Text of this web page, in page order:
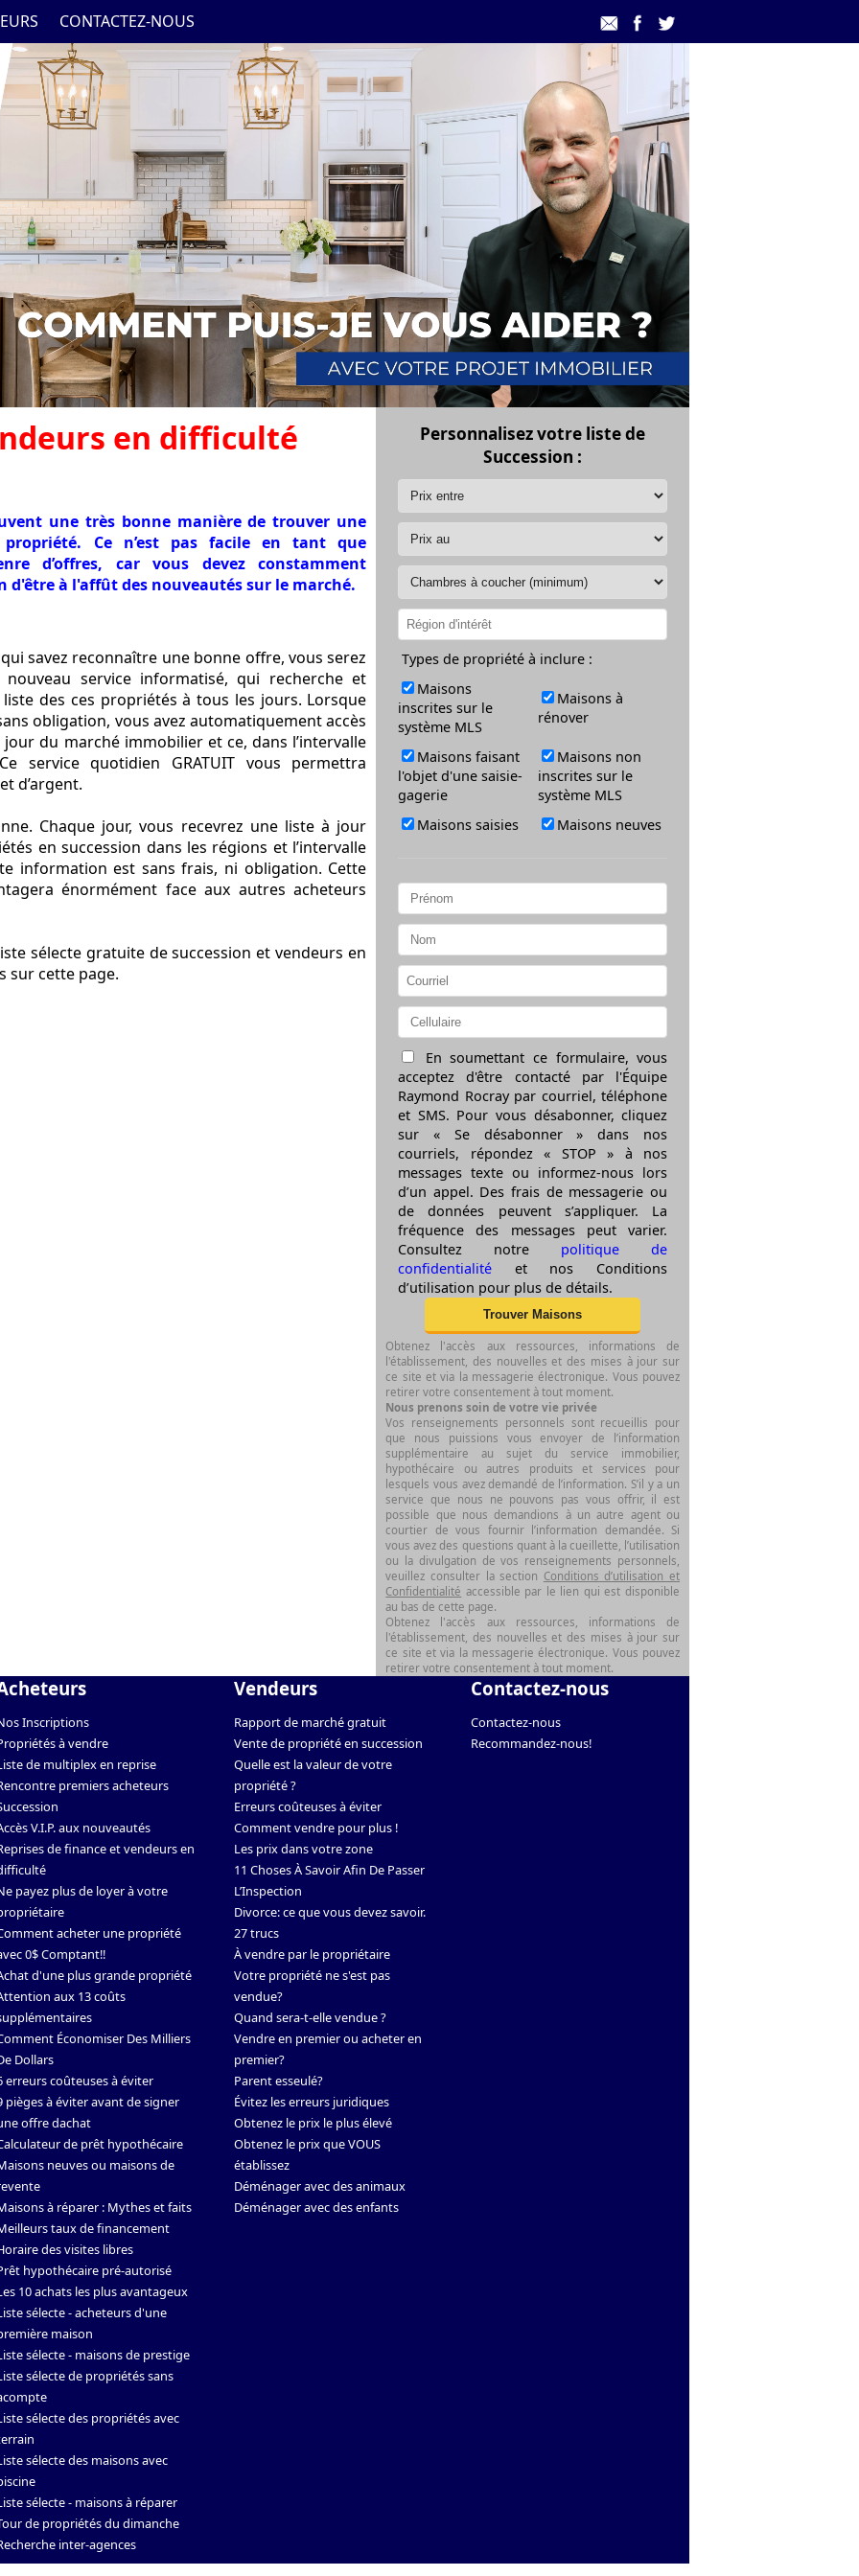
CONTACTEZ-NOUS
en difficulté
une très bonne manière de trouver une
Ce n’est pas facile en tant que
d’offres, car vous devez constamment
d'être à l'affût des nouveautés sur le marché.
savez reconnaître une bonne offre, vous serez
service informatisé, qui recherche et
des ces propriétés à tous les jours. Lorsque
obligation, vous avez automatiquement accès
du marché immobilier et ce, dans l’intervalle
service quotidien GRATUIT vous permettra
d’argent.
Chaque jour, vous recevrez une liste à jour
en succession dans les régions et l’intervalle
information est sans frais, ni obligation. Cette
énormément face aux autres acheteurs
sélecte gratuite de succession et vendeurs en
sur cette page.
Personnalisez votre liste de
Succession :
Types de propriété à inclure :
Maisons
inscrites sur le
système MLS
Maisons à
rénover
Maisons faisant
l'objet d'une saisie-
gagerie
Maisons non
inscrites sur le
système MLS
Maisons saisies
Maisons neuves
En soumettant ce formulaire, vous
acceptez d'être contacté par l'Équipe
Raymond Rocray par courriel, téléphone
et SMS. Pour vous désabonner, cliquez
sur « Se désabonner » dans nos
courriels, répondez « STOP » à nos
messages texte ou informez-nous lors
d’un appel. Des frais de messagerie ou
de données peuvent s’appliquer. La
fréquence des messages peut varier.
Consultez notre politique de
confidentialité et nos Conditions
d’utilisation pour plus de détails.
Obtenez l'accès aux ressources, informations de
l'établissement, des nouvelles et des mises à jour sur
ce site et via la messagerie électronique. Vous pouvez
retirer votre consentement à tout moment.
Nous prenons soin de votre vie privée
Vos renseignements personnels sont recueillis pour
que nous puissions vous envoyer de l’information
supplémentaire au sujet du service immobilier,
hypothécaire ou autres produits et services pour
lesquels vous avez demandé de l’information. S’il y a un
service que nous ne pouvons pas vous offrir, il est
possible que nous demandions à un autre agent ou
courtier de vous fournir l’information demandée. Si
vous avez des questions quant à la cueillette, l’utilisation
ou la divulgation de vos renseignements personnels,
veuillez consulter la section Conditions d’utilisation et
Confidentialité accessible par le lien qui est disponible
au bas de cette page.
Obtenez l'accès aux ressources, informations de
l'établissement, des nouvelles et des mises à jour sur
ce site et via la messagerie électronique. Vous pouvez
retirer votre consentement à tout moment.
Inscriptions
à vendre
de multiplex en reprise
premiers acheteurs
V.I.P. aux nouveautés
de finance et vendeurs en
payez plus de loyer à votre
acheter une propriété
0$ Comptant!!
d'une plus grande propriété
aux 13 coûts
Économiser Des Milliers
Dollars
erreurs coûteuses à éviter
pièges à éviter avant de signer
offre dachat
de prêt hypothécaire
neuves ou maisons de
à réparer : Mythes et faits
taux de financement
des visites libres
hypothécaire pré-autorisé
10 achats les plus avantageux
sélecte - acheteurs d'une
maison
sélecte - maisons de prestige
sélecte de propriétés sans
sélecte des propriétés avec
sélecte des maisons avec
sélecte - maisons à réparer
de propriétés du dimanche
inter-agences
Vendeurs
Rapport de marché gratuit
Vente de propriété en succession
Quelle est la valeur de votre
propriété ?
Erreurs coûteuses à éviter
Comment vendre pour plus !
Les prix dans votre zone
11 Choses À Savoir Afin De Passer
L’Inspection
Divorce: ce que vous devez savoir.
27 trucs
À vendre par le propriétaire
Votre propriété ne s'est pas
vendue?
Quand sera-t-elle vendue ?
Vendre en premier ou acheter en
premier?
Parent esseulé?
Évitez les erreurs juridiques
Obtenez le prix le plus élevé
Obtenez le prix que VOUS
établissez
Déménager avec des animaux
Déménager avec des enfants
Contactez-nous
Contactez-nous
Recommandez-nous!